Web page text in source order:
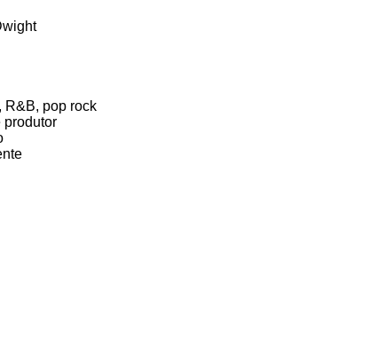
R&B, pop rock
produtor